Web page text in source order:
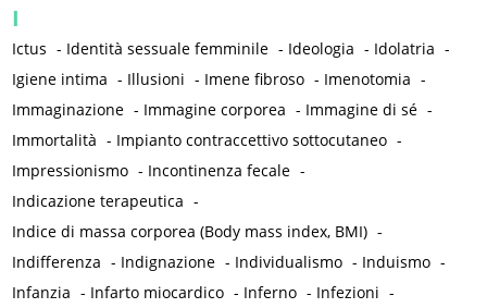
I
Ictus - Identità sessuale femminile - Ideologia - Idolatria -
Igiene intima - Illusioni - Imene fibroso - Imenotomia -
Immaginazione - Immagine corporea - Immagine di sé -
Immortalità - Impianto contraccettivo sottocutaneo -
Impressionismo - Incontinenza fecale -
Indicazione terapeutica -
Indice di massa corporea (Body mass index, BMI) -
Indifferenza - Indignazione - Individualismo - Induismo -
Infanzia - Infarto miocardico - Inferno - Infezioni -